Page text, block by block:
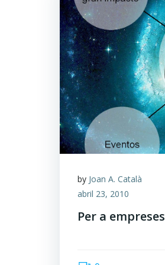
by Joan A. Català
abril 23, 2010
Per a empreses